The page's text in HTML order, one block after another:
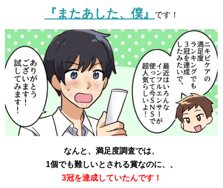
『またあした、僕』 です！
なんと、満足度調査では、
1個でも難しいとされる賞なのに、、
3冠を達成していたんです！